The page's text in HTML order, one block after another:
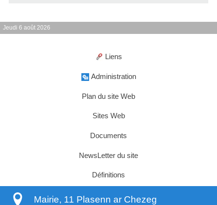
Jeudi 6 août 2026
Liens
Administration
Plan du site Web
Sites Web
Documents
NewsLetter du site
Définitions
Mairie, 11 Plasenn ar Chezeg